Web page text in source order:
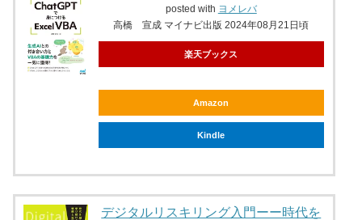
posted with ヨメレバ
高橋 宣成 マイナビ出版 2024年08月21日頃
楽天ブックス
Amazon
Kindle
デジタルリスキリング入門ーー時代を